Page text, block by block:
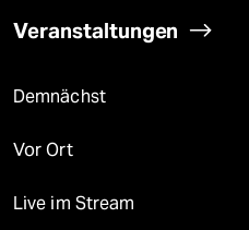
Veranstaltungen
Demnächst
Vor Ort
Live im Stream